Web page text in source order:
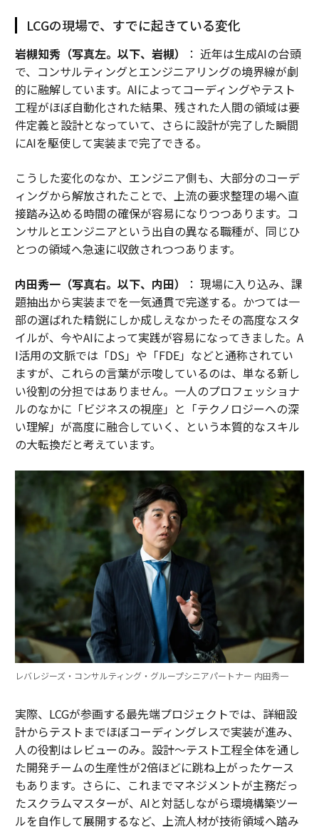
LCGの現場で、すでに起きている変化
岩槻知秀（写真左。以下、岩槻）
： 近年は生成AIの台頭
で、コンサルティングとエンジニアリングの境界線が劇
的に融解しています。AIによってコーディングやテスト
工程がほぼ自動化された結果、残された人間の領域は要
件定義と設計となっていて、さらに設計が完了した瞬間
にAIを駆使して実装まで完了できる。
こうした変化のなか、エンジニア側も、大部分のコーデ
ィングから解放されたことで、上流の要求整理の場へ直
接踏み込める時間の確保が容易になりつつあります。コ
ンサルとエンジニアという出自の異なる職種が、同じひ
とつの領域へ急速に収斂されつつあります。
内田秀一（写真右。以下、内田）
： 現場に入り込み、課
題抽出から実装までを一気通貫で完遂する。かつては一
部の選ばれた精鋭にしか成しえなかったその高度なスタ
イルが、今やAIによって実践が容易になってきました。A
I活用の文脈では「DS」や「FDE」などと通称されてい
ますが、これらの言葉が示唆しているのは、単なる新し
い役割の分担ではありません。一人のプロフェッショナ
ルのなかに「ビジネスの視座」と「テクノロジーへの深
い理解」が高度に融合していく、という本質的なスキル
の大転換だと考えています。
レバレジーズ・コンサルティング・グループシニアパートナー 内田秀一
実際、LCGが参画する最先端プロジェクトでは、詳細設
計からテストまでほぼコーディングレスで実装が進み、
人の役割はレビューのみ。設計～テスト工程全体を通し
た開発チームの生産性が2倍ほどに跳ね上がったケース
もあります。さらに、これまでマネジメントが主務だっ
たスクラムマスターが、AIと対話しながら環境構築ツー
ルを自作して展開するなど、上流人材が技術領域へ踏み